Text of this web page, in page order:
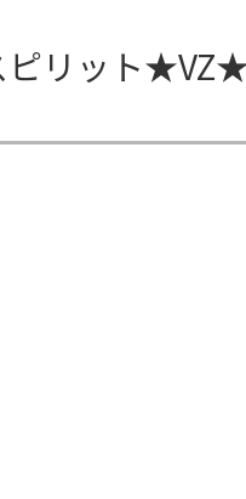
リット